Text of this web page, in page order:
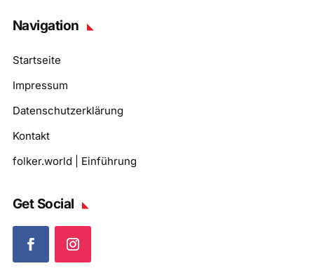
Navigation
Startseite
Impressum
Datenschutzerklärung
Kontakt
folker.world | Einführung
Get Social